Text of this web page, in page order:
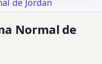
Normal de